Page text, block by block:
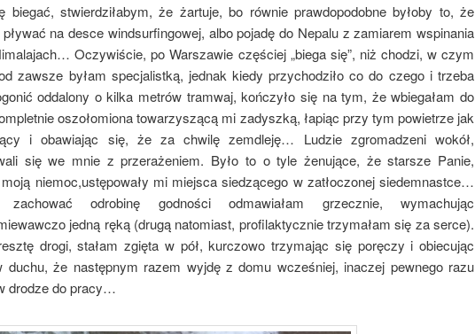
biegać, stwierdziłabym, że żartuje, bo równie prawdopodobne byłoby to, że
na desce windsurfingowej, albo pojadę do Nepalu z zamiarem wspinania
Oczywiście, po Warszawie częściej „biega się”, niż chodzi, w czym
zawsze byłam specjalistką, jednak kiedy przychodziło co do czego i trzeba
oddalony o kilka metrów tramwaj, kończyło się na tym, że wbiegałam do
oszołomiona towarzyszącą mi zadyszką, łapiąc przy tym powietrze jak
i obawiając się, że za chwilę zemdleję… Ludzie zgromadzeni wokół,
się we mnie z przerażeniem. Było to o tyle żenujące, że starsze Panie,
niemoc,ustępowały mi miejsca siedzącego w zatłoczonej siedemnastce…
zachować odrobinę godności odmawiałam grzecznie, wymachując
jedną ręką (drugą natomiast, profilaktycznie trzymałam się za serce).
drogi, stałam zgięta w pół, kurczowo trzymając się poręczy i obiecując
duchu, że następnym razem wyjdę z domu wcześniej, inaczej pewnego razu
drodze do pracy…